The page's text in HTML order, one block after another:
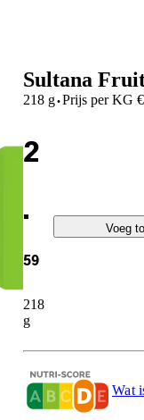
Sultana
218 g·Prijs per KG €
2
.
59
218
g
Voeg
Wat